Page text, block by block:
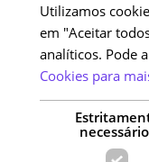
Utilizamos
em "Aceitar
analíticos. Pode
Cookies para